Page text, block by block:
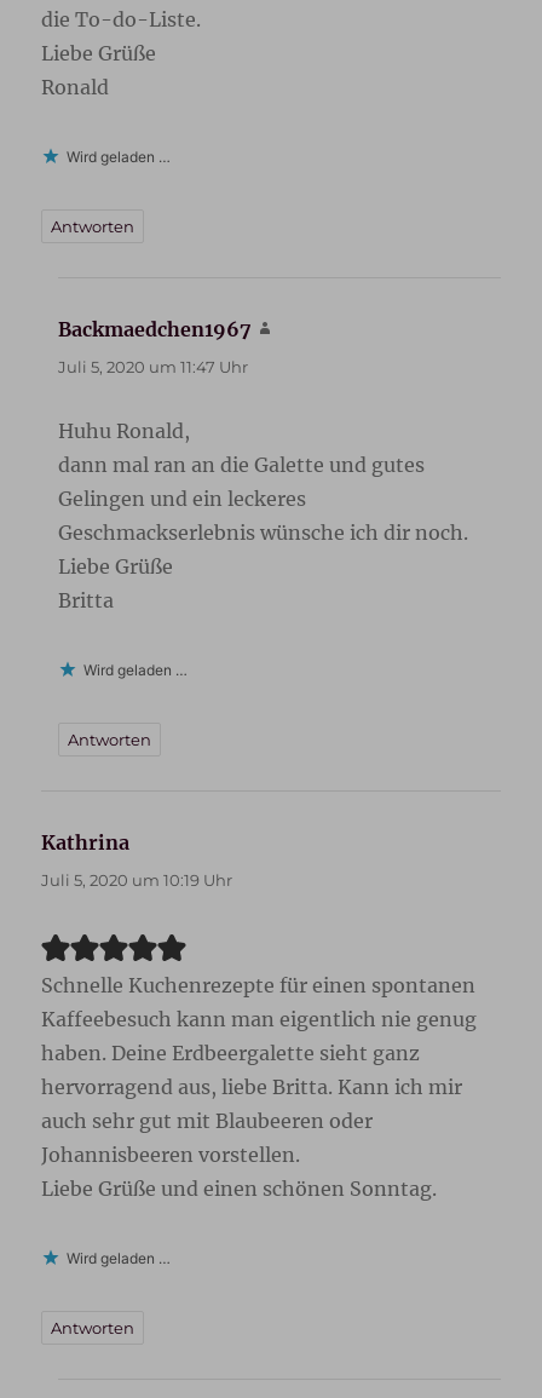
die To-do-Liste.
Liebe Grüße
Ronald
Wird geladen …
Antworten
Backmaedchen1967
Juli 5, 2020 um 11:47 Uhr
Huhu Ronald,
dann mal ran an die Galette und gutes
Gelingen und ein leckeres
Geschmackserlebnis wünsche ich dir noch.
Liebe Grüße
Britta
Wird geladen …
Antworten
Kathrina
Juli 5, 2020 um 10:19 Uhr
Schnelle Kuchenrezepte für einen spontanen
Kaffeebesuch kann man eigentlich nie genug
haben. Deine Erdbeergalette sieht ganz
hervorragend aus, liebe Britta. Kann ich mir
auch sehr gut mit Blaubeeren oder
Johannisbeeren vorstellen.
Liebe Grüße und einen schönen Sonntag.
Wird geladen …
Antworten